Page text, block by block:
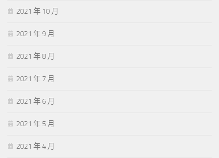
2021 年 10 月
2021 年 9 月
2021 年 8 月
2021 年 7 月
2021 年 6 月
2021 年 5 月
2021 年 4 月